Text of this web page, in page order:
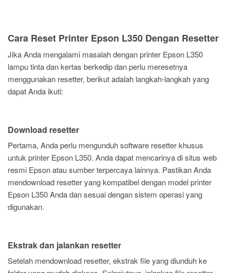
Cara Reset Printer Epson L350 Dengan Resetter
Jika Anda mengalami masalah dengan printer Epson L350
lampu tinta dan kertas berkedip dan perlu meresetnya
menggunakan resetter, berikut adalah langkah-langkah yang
dapat Anda ikuti:
Download resetter
Pertama, Anda perlu mengunduh software resetter khusus
untuk printer Epson L350. Anda dapat mencarinya di situs web
resmi Epson atau sumber terpercaya lainnya. Pastikan Anda
mendownload resetter yang kompatibel dengan model printer
Epson L350 Anda dan sesuai dengan sistem operasi yang
digunakan.
Ekstrak dan jalankan resetter
Setelah mendownload resetter, ekstrak file yang diunduh ke